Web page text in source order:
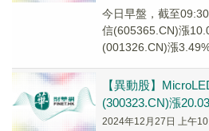
今日早盤，截至
信(605365.CN)漲
(001326.CN)漲
【異動股】
(300323.CN)漲
2024年12月27日 上午